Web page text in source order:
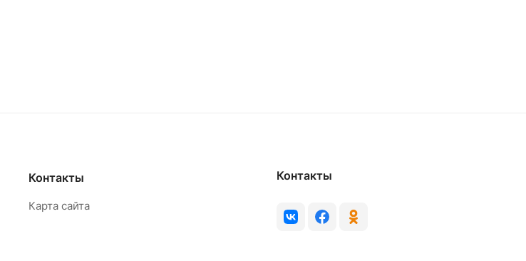
Контакты
Карта сайта
Контакты